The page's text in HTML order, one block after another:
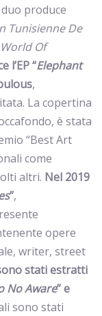
produce
Tunisienne De
Of
l’EP “Elephant
,
La copertina
è stata
“Best Art
come
altri. Nel 2019
”,
opere
writer, street
stati estratti
No Aware” e
sono stati